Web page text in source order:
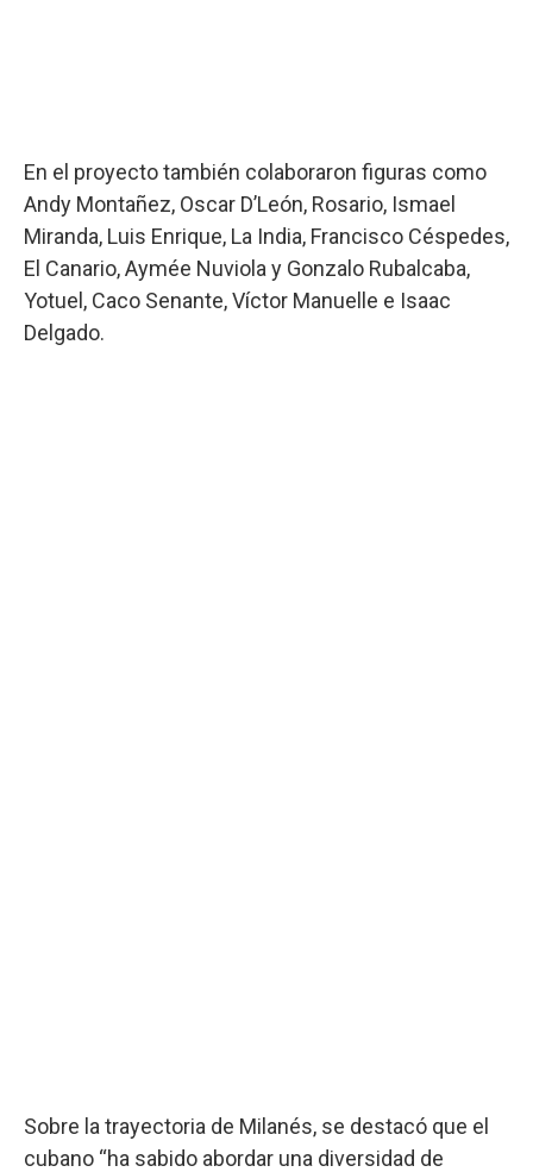
En el proyecto también colaboraron figuras como
Andy Montañez, Oscar D’León, Rosario, Ismael
Miranda, Luis Enrique, La India, Francisco Céspedes,
El Canario, Aymée Nuviola y Gonzalo Rubalcaba,
Yotuel, Caco Senante, Víctor Manuelle e Isaac
Delgado.
Sobre la trayectoria de Milanés, se destacó que el
cubano “ha sabido abordar una diversidad de